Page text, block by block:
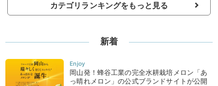
カテゴリランキングをもっと見る
新着
岡山発！蜂谷工業の完全水耕栽培メロン「あ
っ晴れメロン」の公式ブランドサイトが公開